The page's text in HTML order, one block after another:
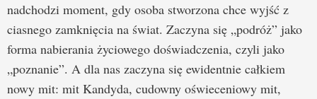
nadchodzi moment, gdy osoba stworzona chce wyjść z
ciasnego zamknięcia na świat. Zaczyna się „podróż” jako
forma nabierania życiowego doświadczenia, czyli jako
„poznanie”. A dla nas zaczyna się ewidentnie całkiem
nowy mit: mit Kandyda, cudowny oświeceniowy mit,